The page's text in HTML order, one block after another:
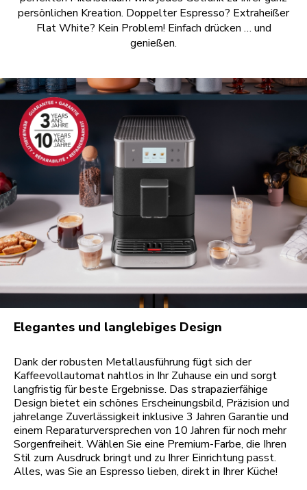
persönlichen Kreation. Doppelter Espresso? Extraheißer
Flat White? Kein Problem! Einfach drücken … und
genießen.
Elegantes und langlebiges Design
Dank der robusten Metallausführung fügt sich der
Kaffeevollautomat nahtlos in Ihr Zuhause ein und sorgt
langfristig für beste Ergebnisse. Das strapazierfähige
Design bietet ein schönes Erscheinungsbild, Präzision und
jahrelange Zuverlässigkeit inklusive 3 Jahren Garantie und
einem Reparaturversprechen von 10 Jahren für noch mehr
Sorgenfreiheit. Wählen Sie eine Premium-Farbe, die Ihren
Stil zum Ausdruck bringt und zu Ihrer Einrichtung passt.
Alles, was Sie an Espresso lieben, direkt in Ihrer Küche!